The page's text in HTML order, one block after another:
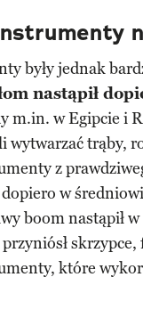
były jednak
nastąpił
m.in. w Egipcie i
wytwarzać trąby,
z
dopiero w
boom nastąpił
które